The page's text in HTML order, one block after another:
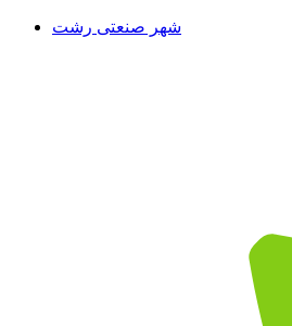
شهر صنعتی رشت